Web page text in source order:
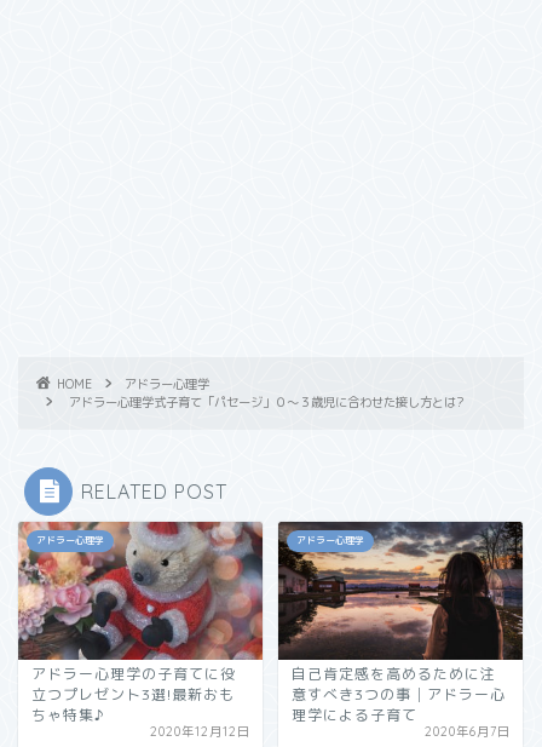
HOME
アドラー心理学
アドラー心理学式子育て「パセージ」０～３歳児に合わせた接し方とは?
RELATED POST
アドラー心理学
アドラー心理学の子育てに役
立つプレゼント3選!最新おも
ちゃ特集♪
2020年12月12日
アドラー心理学
自己肯定感を高めるために注
意すべき3つの事│アドラー心
理学による子育て
2020年6月7日